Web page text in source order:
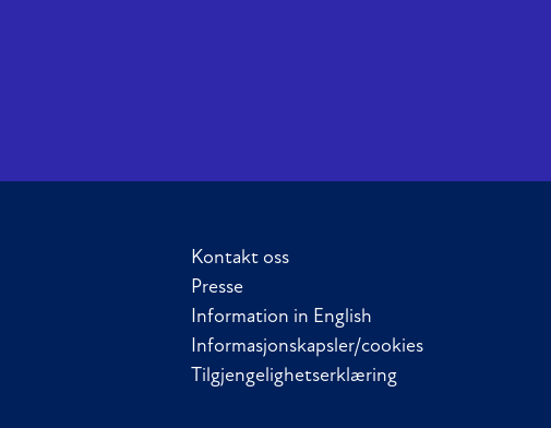
Kontakt oss
Presse
Information in English
Informasjonskapsler/cookies
Tilgjengelighetserklæring